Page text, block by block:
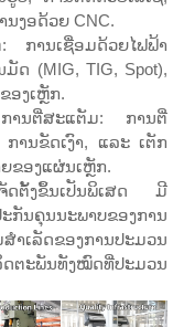
ນງອດ້ວຍ CNC.
ການເຊື່ອມດ້ວຍໄຟຟ້າ
ດ (MIG, TIG, Spot),
ອງເຫຼັກ.
ານຕີ່ສະແຕັມ: ການຕີ່
ານຂັດເງົາ, ແລະ ເຕັກ
ຂອງແຜ່ນເຫຼັກ.
ດຕັ້ງຂຶ້ນເປັນພິເສດ ມີ
ນຄຸນນະພາບຂອງການ
ລັດຂອງການປະມວນ
ຕະພັນທັງໝົດທີ່ປະມວນ